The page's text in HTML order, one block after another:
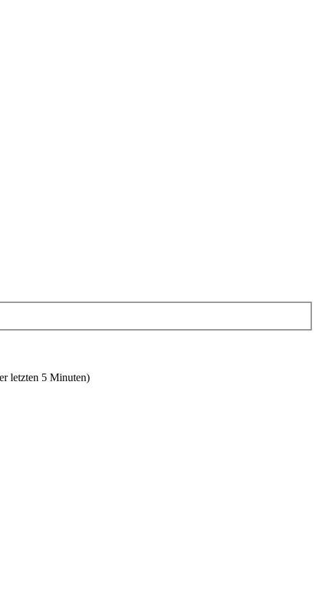
letzten 5 Minuten)